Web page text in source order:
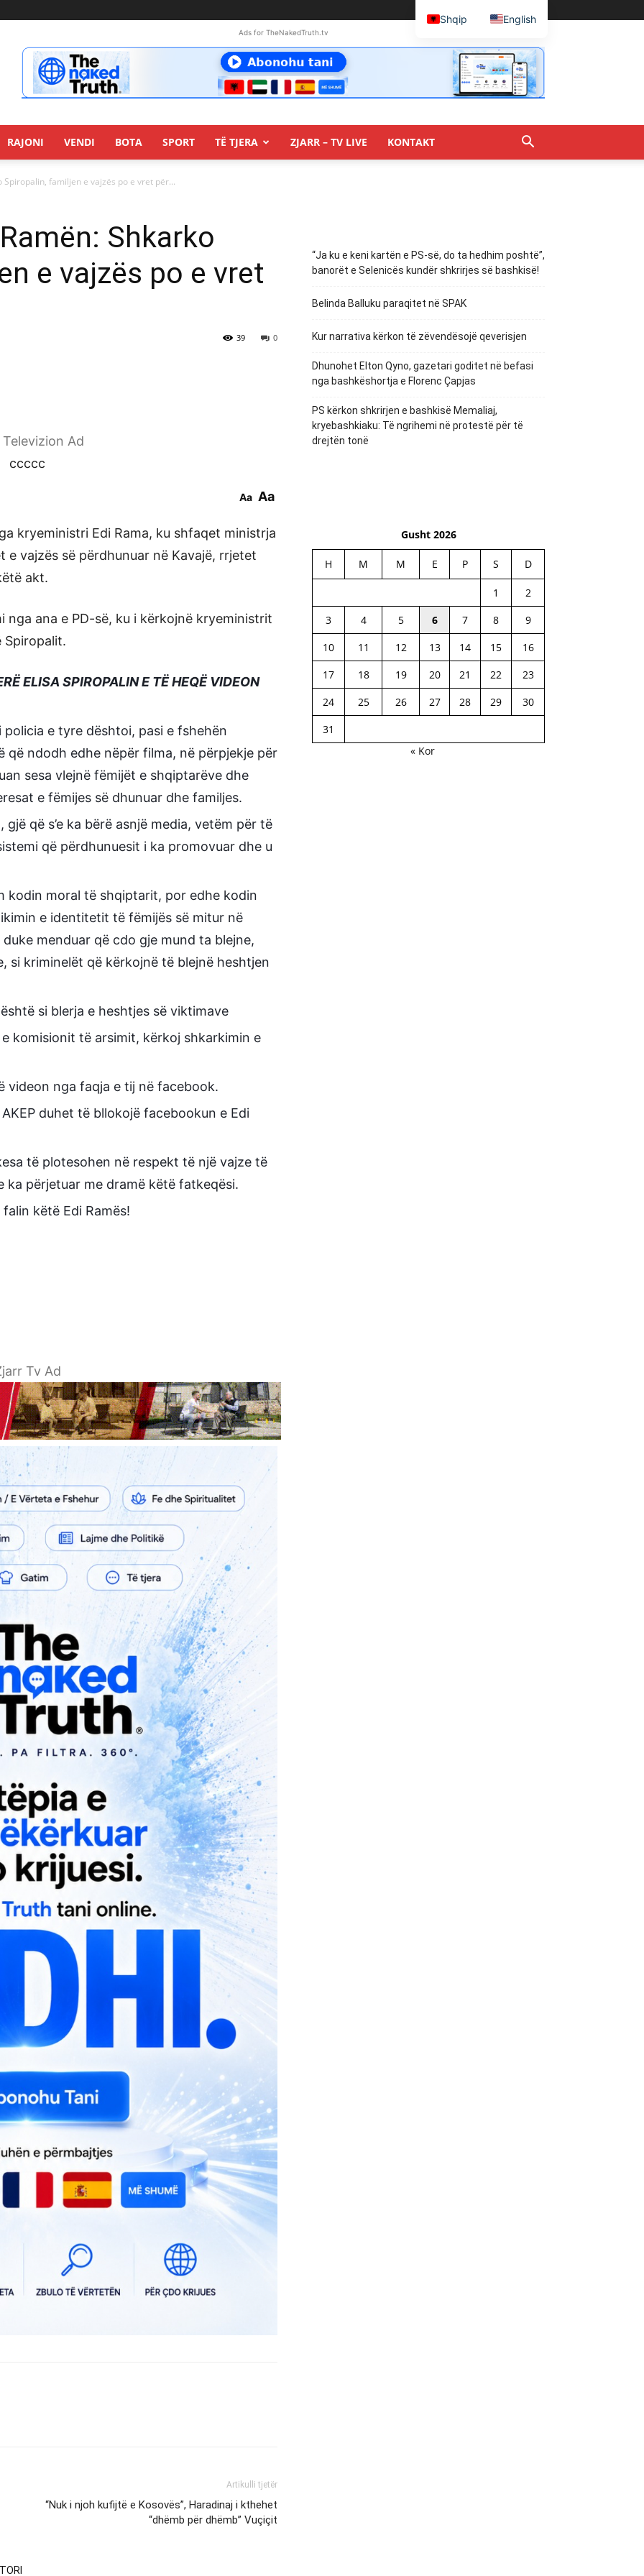
Ads for TheNakedTruth.tv
RAJONI VENDI BOTA SPORT TË TJERA ZJARR – TV LIVE KONTAKT
Spiropalin, familjen e vajzës po e vret për...
Shkarko
e vajzës po e vret
0
39
Ad
ccccc
Aa Aa
kryeministri Edi Rama, ku shfaqet ministrja
e vajzës së përdhunuar në Kavajë, rrjetet
akt.
nga ana e PD-së, ku i kërkojnë kryeministrit
Spiropalit.
ELISA SPIROPALIN E TË HEQË VIDEON
e tyre dështoi, pasi e fshehën
që ndodh edhe nëpër filma, në përpjekje për
sesa vlejnë fëmijët e shqiptarëve dhe
e fëmijes së dhunuar dhe familjes.
që s’e ka bërë asnjë media, vetëm për të
që përdhunuesit i ka promovuar dhe u
kodin moral të shqiptarit, por edhe kodin
e identitetit të fëmijës së mitur në
menduar që cdo gje mund ta blejne,
si kriminelët që kërkojnë të blejnë heshtjen
si blerja e heshtjes së viktimave
komisionit të arsimit, kërkoj shkarkimin e
videon nga faqja e tij në facebook.
duhet të bllokojë facebookun e Edi
të plotesohen në respekt të një vajze të
përjetuar me dramë këtë fatkeqësi.
këtë Edi Ramës!
Tv Ad
Artikulli tjetër
“Nuk i njoh kufijtë e Kosovës”, Haradinaj i kthehet
“dhëmb për dhëmb” Vuçiçit
“Ja ku e keni kartën e PS-së, do ta hedhim poshtë”,
banorët e Selenicës kundër shkrirjes së bashkisë!
Belinda Balluku paraqitet në SPAK
Kur narrativa kërkon të zëvendësojë qeverisjen
Dhunohet Elton Qyno, gazetari goditet në befasi
nga bashkëshortja e Florenc Çapjas
PS kërkon shkrirjen e bashkisë Memaliaj,
kryebashkiaku: Të ngrihemi në protestë për të
drejtën tonë
Gusht 2026
H M M E P S D
1
2
3
4 5 6 7 8
9
10
11 12 13 14 15
16
17
18 19 20 21 22
23
24
25 26 27 28 29
30
31
« Kor
Shqip English